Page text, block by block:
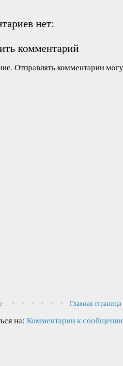
нет:
комментарий
Отправлять комментарии
Главная страница
на: Комментарии к